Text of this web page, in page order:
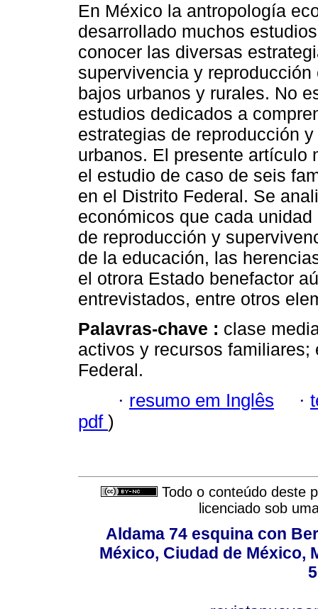
En México la antropología
desarrollado muchos
conocer las diversas
supervivencia y reproducción
bajos urbanos y rurales. No
estudios dedicados a
estrategias de reproducción
urbanos. El presente artículo
el estudio de caso de seis
en el Distrito Federal. Se
económicos que cada
de reproducción y
de la educación, las
el otrora Estado benefactor
entrevistados, entre otros
Palavras-chave : clase
activos y recursos
Federal.
· resumo em Inglês ·
pdf )
Todo o conteúdo deste
licenciado sob
Aldama 74 esquina con
México, Ciudad de México,